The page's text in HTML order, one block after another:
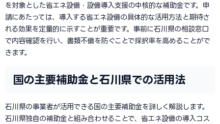
を対象とした省エネ設備・設備導入支援の中核的な補助金です。申
請にあたっては、導入する省エネ設備の具体的な活用方法と期待さ
れる効果を定量的に示すことが重要です。事前に石川県の相談窓口
で内容確認を行い、書類不備を防ぐことで採択率を高めることがで
きます。
国の主要補助金と石川県での活用法
石川県の事業者が活用できる国の主要補助金を詳しく解説します。
石川県独自の補助金と組み合わせることで、省エネ設備の導入コス